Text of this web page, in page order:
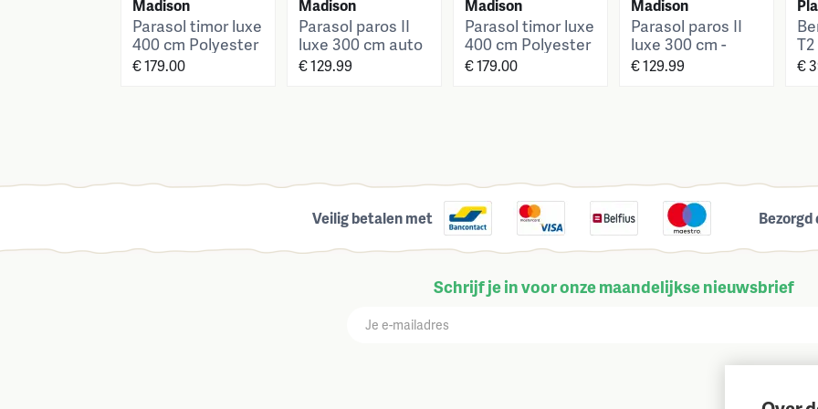
Madison
Parasol timor luxe
400 cm Polyester
Sage green grade
€ 179.00
Madison
Parasol paros II
luxe 300 cm auto
tilt safier blue
€ 129.99
Madison
Parasol timor luxe
400 cm Polyester
brick red grade 6
€ 179.00
Madison
Parasol paros II
luxe 300 cm -
auto tilt - sage
€ 129.99 €
Veilig betalen met Bezorgd
Schrijf je in voor onze maandelijkse nieuwsbrief